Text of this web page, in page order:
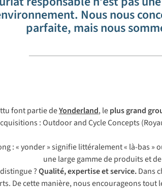
Nous nous
parfaite, mais nous
font partie deYonderland, leplus grand
: Outdoor and Cycle Concepts
: « yonder » signifie littéralement « là-bas »
une large gamme de produits et
?Qualité, expertise et service.Dans
De cette manière, nous encourageons